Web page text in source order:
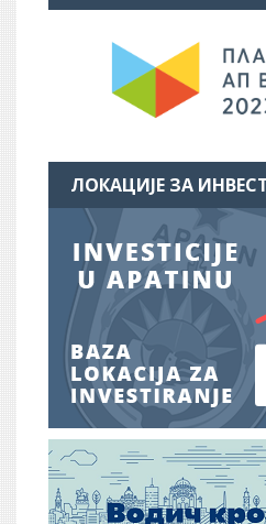
ЛОКАЦИЈЕ ЗА